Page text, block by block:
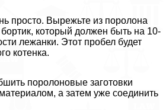
просто. Вырежьте из поролона
который должен быть на 10-
лежанки. Этот пробел будет
котенка.
поролоновые заготовки
а затем уже соединить